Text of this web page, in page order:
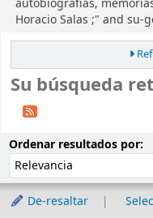
Horacio Salas ;" and su-
Su búsqueda
Ordenar resultados por:
De-resaltar